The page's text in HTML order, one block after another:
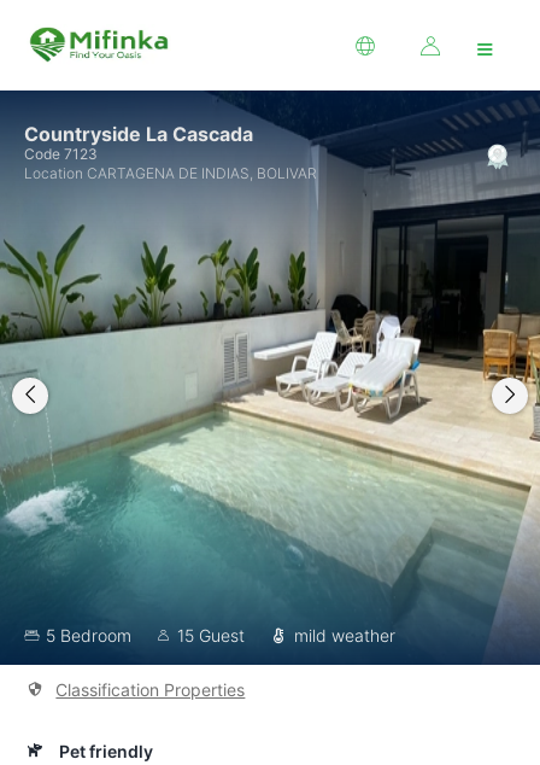
≡
Countryside La Cascada
Code 7123
Location CARTAGENA DE INDIAS, BOLIVAR
5 Bedroom 15 Guest mild weather
Classification Properties
Pet friendly